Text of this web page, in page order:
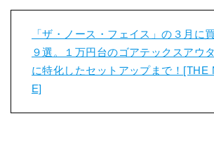
「ザ・ノース・フェイス」の３月に
９選。１万円台のゴアテックスアウ
に特化したセットアップまで！[THE
E]